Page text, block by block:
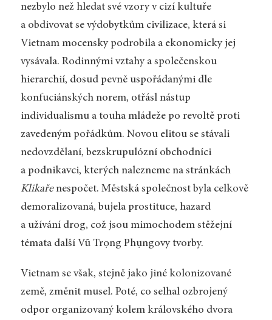
nezbylo než hledat své vzory v cizí kultuře
a obdivovat se výdobytkům civilizace, která si
Vietnam mocensky podrobila a ekonomicky jej
vysávala. Rodinnými vztahy a společenskou
hierarchií, dosud pevně uspořádanými dle
konfuciánských norem, otřásl nástup
individualismu a touha mládeže po revoltě proti
zavedeným pořádkům. Novou elitou se stávali
nedovzdělaní, bezskrupulózní obchodníci
a podnikavci, kterých nalezneme na stránkách
Klikařenespočet. Městská společnost byla celkově
demoralizovaná, bujela prostituce, hazard
a užívání drog, což jsou mimochodem stěžejní
témata další Vũ Trọng Phụngovy tvorby.
Vietnam se však, stejně jako jiné kolonizované
země, změnit musel. Poté, co selhal ozbrojený
odpor organizovaný kolem královského dvora